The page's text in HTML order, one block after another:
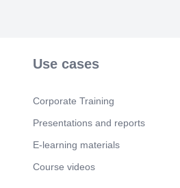
Use cases
Corporate Training
Presentations and reports
E-learning materials
Course videos